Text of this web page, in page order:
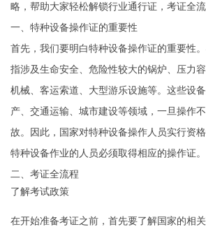
略，帮助大家轻松解锁行业通行证，考证全流
一、特种设备操作证的重要性
首先，我们要明白特种设备操作证的重要性
指涉及生命安全、危险性较大的锅炉、压力
机械、客运索道、大型游乐设施等。这些设
产、交通运输、城市建设等领域，一旦操作
故。因此，国家对特种设备操作人员实行资
特种设备作业的人员必须取得相应的操作证。
二、考证全流程
了解考试政策
在开始准备考证之前，首先要了解国家的相